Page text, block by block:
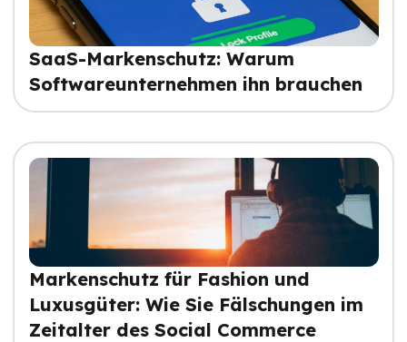
SaaS-Markenschutz: Warum
Softwareunternehmen ihn brauchen
Markenschutz für Fashion und
Luxusgüter: Wie Sie Fälschungen im
Zeitalter des Social Commerce